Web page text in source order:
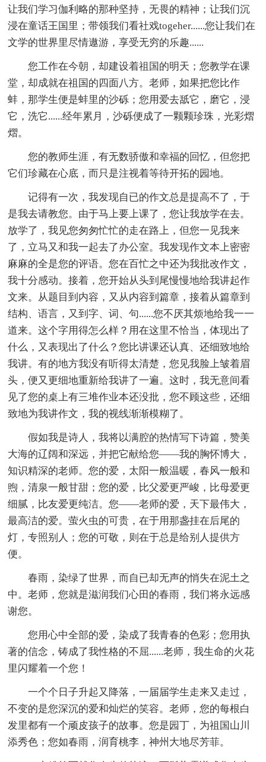
让我们学习伽利略的那种坚持，无畏的精神；让我们沉
浸在童话王国里；带领我们看社戏togeher......您让我们在
文学的世界里尽情遨游，享受无穷的乐趣......
您工作在今朝，却建设着祖国的明天；您教学在课
堂，却成就在祖国的四面八方。老师，如果把您比作
蚌，那学生便是蚌里的沙砾；您用爱去舐它，磨它，浸
它，洗它......经年累月，沙砾便成了一颗颗珍珠，光彩熠
熠。
您的教师生涯，有无数骄傲和幸福的回忆，但您把
它们珍藏在心底，而只是注视着等待开拓的园地。
记得有一次，我发现自已的作文总是提高不了，于
是我去请教您。由于马上要上课了，您让我放学在去。
放学了，我见您匆匆忙忙的走在路上，但您一见我来
了，立马又和我一起去了办公室。我发现作文本上密密
麻麻的全是您的评语。您在百忙之中还为我批改作文，
我十分感动。接着，您开始从头到尾慢慢地给我讲起作
文来。从题目到内容，又从内容到篇章，接着从篇章到
结构、语言，又到字、词、句......您不厌其烦地给我一一
道来。这个字用得怎么样？用在这里不恰当，体现出了
什么，又表现出了什么？您比讲课还认真、还细致地给
我讲。有的地方我没有听得太清楚，您见我脸上皱着眉
头，便又更细地重新给我讲了一遍。这时，我无意间看
见了您的桌上有三堆作业本还没批，您不顾这些，还细
致地为我讲作文，我的视线渐渐模糊了。
假如我是诗人，我将以满腔的热情写下诗篇，赞美
大海的辽阔和深远，并把它献给您——我的胸怀博大，
知识精深的老师。您的爱，太阳一般温暖，春风一般和
煦，清泉一般甘甜；您的爱，比父爱更严峻，比母爱更
细腻，比友爱更纯洁。您——老师的爱，天下最伟大，
最高洁的爱。萤火虫的可贵，在于用那盏挂在后尾的
灯，专照别人；您的可敬，则在于总是给别人提供方
便。
春雨，染绿了世界，而自已却无声的悄失在泥土之
中。老师，您就是滋润我们心田的春雨，我们将永远感
谢您。
您用心中全部的爱，染成了我青春的色彩；您用执
著的信念，铸成了我性格的不屈......老师，我生命的火花
里闪耀着一个您！
一个个日子升起又降落，一届届学生走来又走过，
不变的是您深沉的爱和灿烂的笑容。老师，您的每根白
发里都有一个顽皮孩子的故事。您是园丁，为祖国山川
添秀色；您如春雨，润育桃李，神州大地尽芳菲。